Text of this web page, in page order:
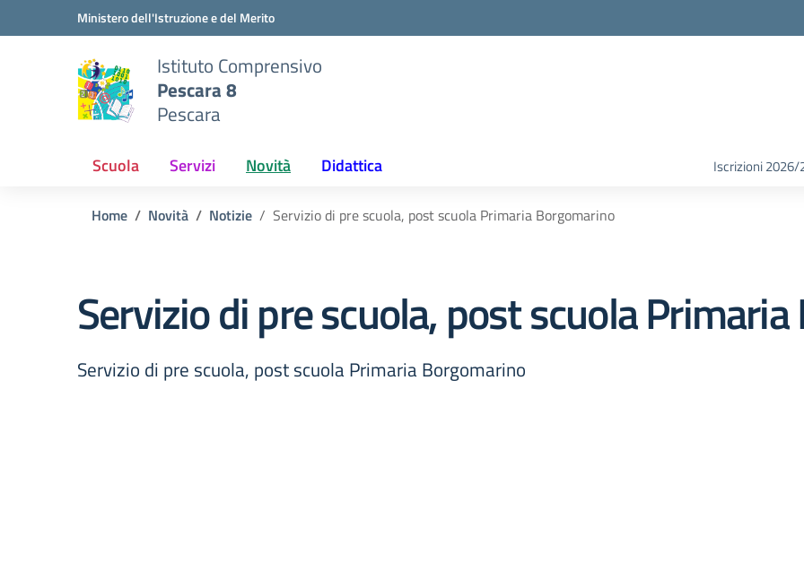
Vai ai contenuti
Vai al menu di navigazioneMinistero dell'Istruzione e del Merito
Istituto Comprensivo
Pescara 8
Pescara
Scuola Servizi Novità Didattica Iscrizioni 2026/
Home Novità Notizie Servizio di pre scuola, post scuola Primaria Borgomarino
Servizio di pre scuola, post scuola
Servizio di pre scuola, post scuola Primaria Borgomarino